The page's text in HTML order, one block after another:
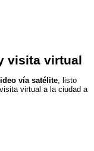
visita virtual
vía satélite, listo
virtual a la ciudad a